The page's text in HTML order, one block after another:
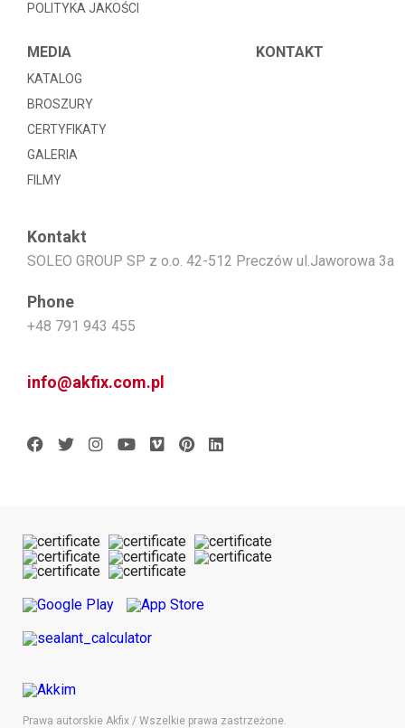
POLITYKA JAKOŚCI
MEDIA
KATALOG
BROSZURY
CERTYFIKATY
GALERIA
FILMY
KONTAKT
Kontakt
SOLEO GROUP SP z o.o. 42-512 Preczów ul.Jaworowa 3a
Phone
+48 791 943 455
info@akfix.com.pl
Prawa autorskie Akfix / Wszelkie prawa zastrzeżone.